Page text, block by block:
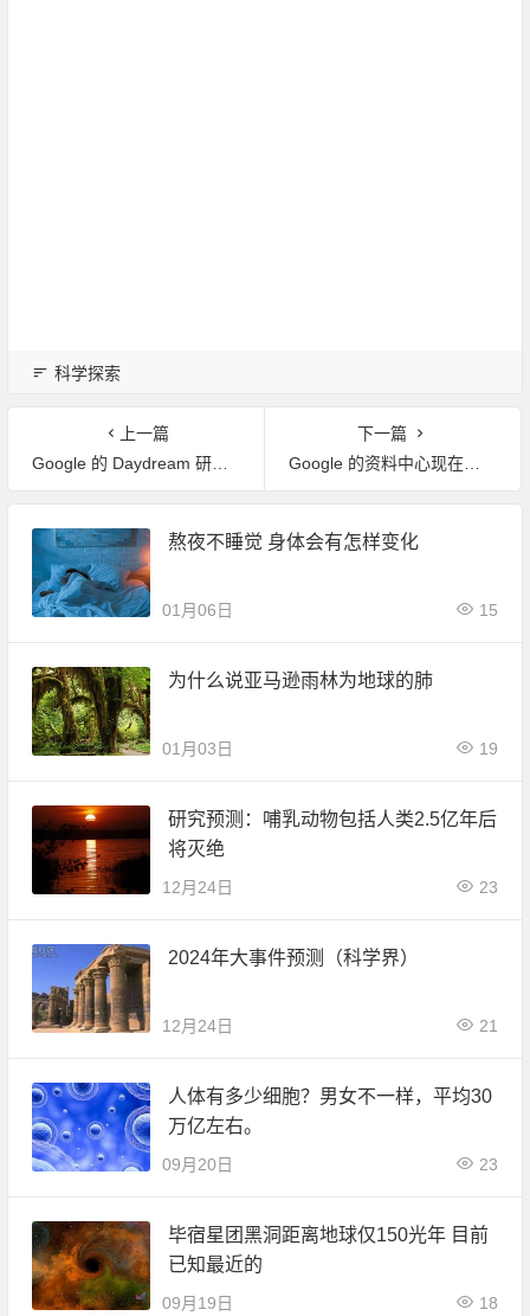
科学探索
上一篇
Google 的 Daydream 研发团队将 STEM 实验带进 VR 世界
下一篇
Google 的资料中心现在已经交由 AI 操作冷却系统
熬夜不睡觉 身体会有怎样变化
01月06日 15
为什么说亚马逊雨林为地球的肺
01月03日 19
研究预测：哺乳动物包括人类2.5亿年后
将灭绝
12月24日 23
2024年大事件预测（科学界）
12月24日 21
人体有多少细胞？男女不一样，平均30
万亿左右。
09月20日 23
毕宿星团黑洞距离地球仅150光年 目前
已知最近的
09月19日 18